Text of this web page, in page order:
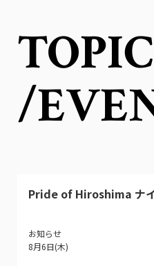
/
Pride of Hiroshima ナ
お知らせ
8月6日(木)